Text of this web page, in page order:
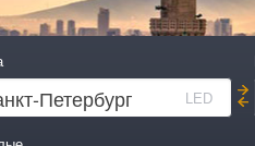
LED